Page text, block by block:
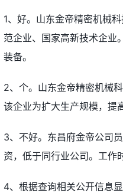
1、好。山东金帝精密机械
范企业、国家高新技术企业
装备。
2、个。山东金帝精密机械
该企业为扩大生产规模，提
3、不好。东昌府金帝公司
资，低于同行业公司。工作
4、根据查询相关公开信息